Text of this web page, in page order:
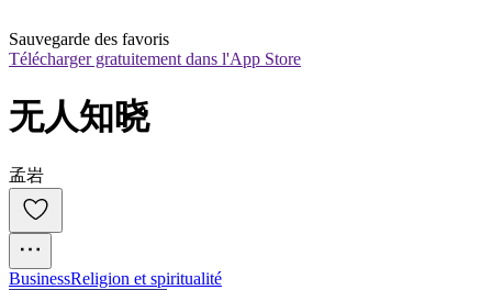
Sauvegarde des favoris
Télécharger gratuitement dans l'App Store
无人知晓
孟岩
BusinessReligion et spiritualité